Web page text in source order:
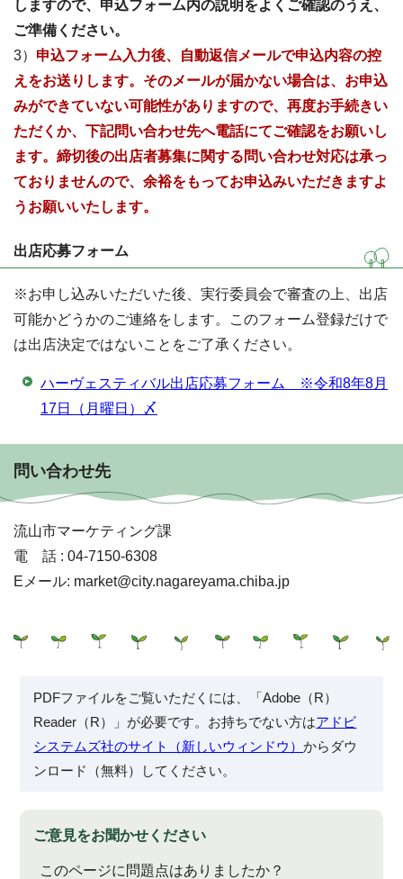
しますので、申込フォーム内の説明をよくご確認のうえ、
ご準備ください。
3） 申込フォーム入力後、自動返信メールで申込内容の控
えをお送りします。そのメールが届かない場合は、お申込
みができていない可能性がありますので、再度お手続きい
ただくか、下記問い合わせ先へ電話にてご確認をお願いし
ます。締切後の出店者募集に関する問い合わせ対応は承っ
ておりませんので、余裕をもってお申込みいただきますよ
うお願いいたします。
出店応募フォーム
※お申し込みいただいた後、実行委員会で審査の上、出店
可能かどうかのご連絡をします。このフォーム登録だけで
は出店決定ではないことをご了承ください。
ハーヴェスティバル出店応募フォーム ※令和8年8月
17日（月曜日）〆
問い合わせ先
流山市マーケティング課
電 話 : 04-7150-6308
Eメール: market@city.nagareyama.chiba.jp
PDFファイルをご覧いただくには、「Adobe（R）
Reader（R）」が必要です。お持ちでない方はアドビ
システムズ社のサイト（新しいウィンドウ）からダウ
ンロード（無料）してください。
ご意見をお聞かせください
このページに問題点はありましたか？